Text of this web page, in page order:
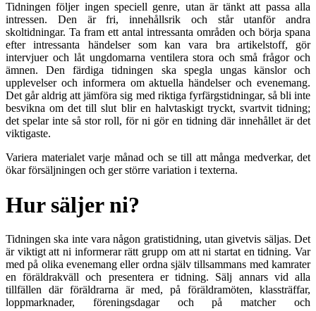
Tidningen följer ingen speciell genre, utan är tänkt att passa alla
intressen. Den är fri, innehållsrik och står utanför andra
skoltidningar. Ta fram ett antal intressanta områden och börja spana
efter intressanta händelser som kan vara bra artikelstoff, gör
intervjuer och låt ungdomarna ventilera stora och små frågor och
ämnen. Den färdiga tidningen ska spegla ungas känslor och
upplevelser och informera om aktuella händelser och evenemang.
Det går aldrig att jämföra sig med riktiga fyrfärgstidningar, så bli inte
besvikna om det till slut blir en halvtaskigt tryckt, svartvit tidning;
det spelar inte så stor roll, för ni gör en tidning där innehållet är det
viktigaste.
Variera materialet varje månad och se till att många medverkar, det
ökar försäljningen och ger större variation i texterna.
Hur säljer ni?
Tidningen ska inte vara någon gratistidning, utan givetvis säljas. Det
är viktigt att ni informerar rätt grupp om att ni startat en tidning. Var
med på olika evenemang eller ordna själv tillsammans med kamrater
en föräldrakväll och presentera er tidning. Sälj annars vid alla
tillfällen där föräldrarna är med, på föräldramöten, klassträffar,
loppmarknader, föreningsdagar och på matcher och